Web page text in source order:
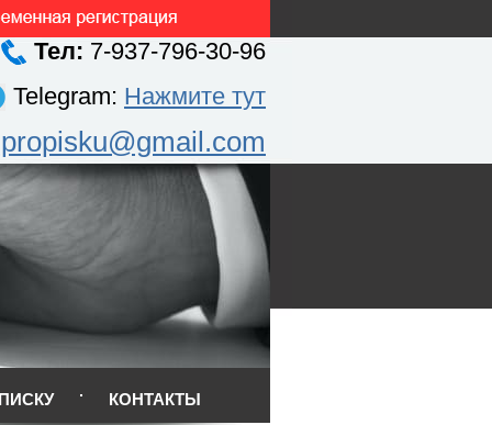
Тел: 7-937-796-30-96
Telegram: Нажмите тут
КОНТАКТЫ